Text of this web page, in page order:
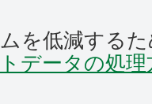
を低減するた
データの処